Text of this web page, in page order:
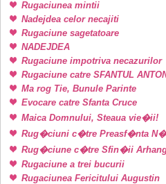
Rugaciunea mintii
Nadejdea celor necajiti
Rugaciune sagetatoare
NADEJDEA
Rugaciune impotriva necazurilor
Rugaciune catre SFANTUL
Ma rog Tie, Bunule Parinte
Evocare catre Sfanta Cruce
Maica Domnului, Steaua vie�ii!
Rug�ciuni c�tre Preasf�nta
Rug�ciune c�tre Sfin�ii
Rugaciune a trei bucurii
Rugaciunea Fericitului Augustin